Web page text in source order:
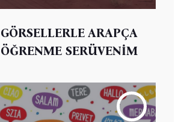
GÖRSELLERLE ARAPÇA
ÖĞRENME SERÜVENİM